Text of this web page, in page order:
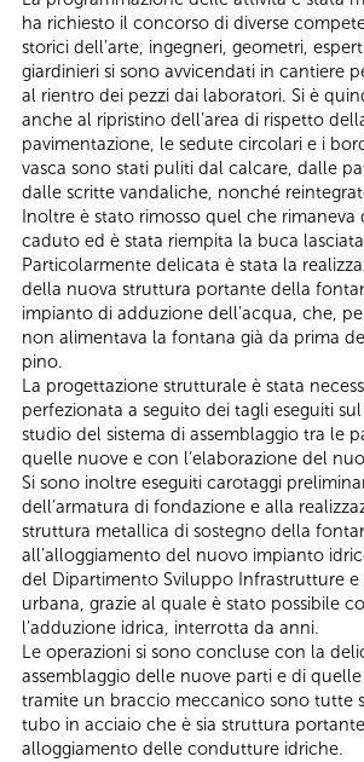
ha richiesto il concorso di diverse
storici dell’arte, ingegneri, geometri,
giardinieri si sono avvicendati in cantiere
al rientro dei pezzi dai laboratori. Si è
anche al ripristino dell’area di rispetto
pavimentazione, le sedute circolari e i
vasca sono stati puliti dal calcare, dalle
dalle scritte vandaliche, nonché
Inoltre è stato rimosso quel che
caduto ed è stata riempita la buca
Particolarmente delicata è stata la
della nuova struttura portante della
impianto di adduzione dell’acqua, che,
non alimentava la fontana già da prima
pino.
La progettazione strutturale è stata
perfezionata a seguito dei tagli eseguiti
studio del sistema di assemblaggio tra le
quelle nuove e con l’elaborazione del
Si sono inoltre eseguiti carotaggi
dell’armatura di fondazione e alla
struttura metallica di sostegno della
all’alloggiamento del nuovo impianto
del Dipartimento Sviluppo Infrastrutture
urbana, grazie al quale è stato possibile
l’adduzione idrica, interrotta da anni.
Le operazioni si sono concluse con la
assemblaggio delle nuove parti e di
tramite un braccio meccanico sono tutte
tubo in acciaio che è sia struttura
alloggiamento delle condutture idriche.